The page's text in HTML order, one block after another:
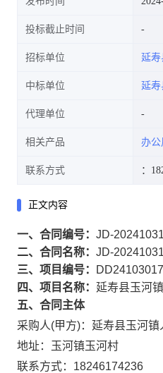
投标截止时间
招标单位 延
中标单位 延
代理单位
相关产品 办公
联系方式 ：
正文内容
一、合同编号： JD-
二、合同名称： JD-
三、项目编号：
四、项目名称： 延寿县玉河
五、合同主体
采购人(甲方)：延寿县玉河镇
地址：玉河镇玉河村
联系方式：18246174236